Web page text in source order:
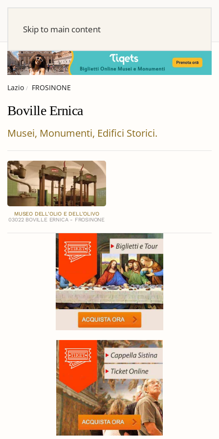
Skip to main content
Lazio FROSINONE
Boville Ernica
Musei, Monumenti, Edifici Storici.
MUSEO DELL'OLIO E DELL'OLIVO
03022 BOVILLE ERNICA - FROSINONE